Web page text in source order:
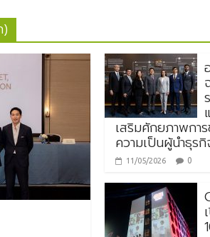
เสริมศักยภาพกา
ความเป็นผู้นำธุร
11/05/2026 0